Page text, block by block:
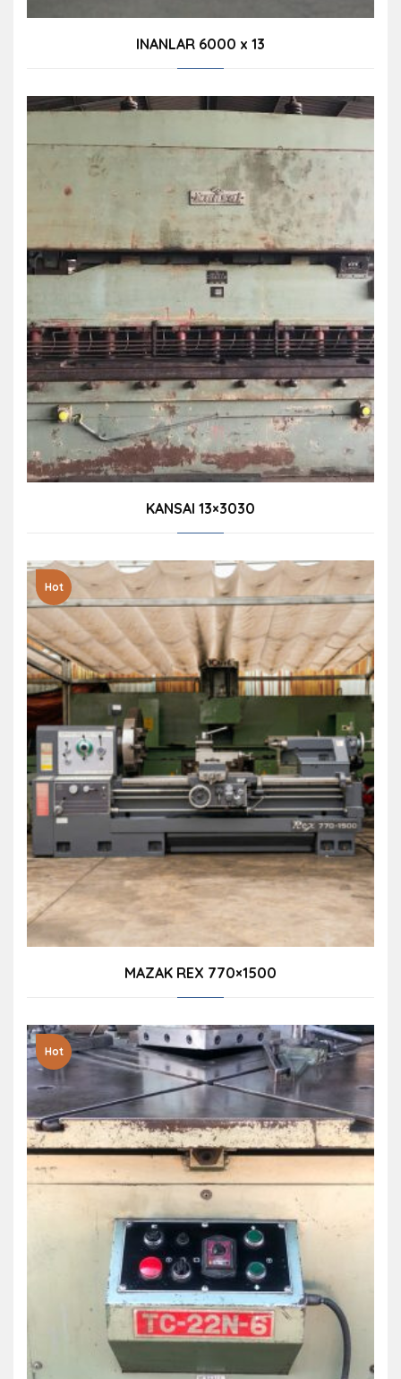
INANLAR 6000 x 13
KANSAI 13×3030
Hot
MAZAK REX 770×1500
Hot